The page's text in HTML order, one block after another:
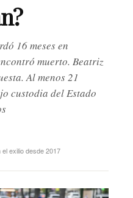
16 meses en
muerto. Beatriz
Al menos 21
custodia del Estado
exilio desde 2017